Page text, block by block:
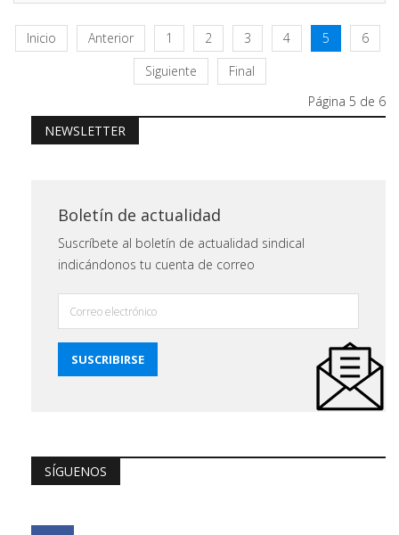
Inicio Anterior 1 2 3 4 5
6
Siguiente
Final
Página 5 de 6
NEWSLETTER
Boletín de actualidad
Suscríbete al boletín de actualidad sindical
indicándonos tu cuenta de correo
SÍGUENOS